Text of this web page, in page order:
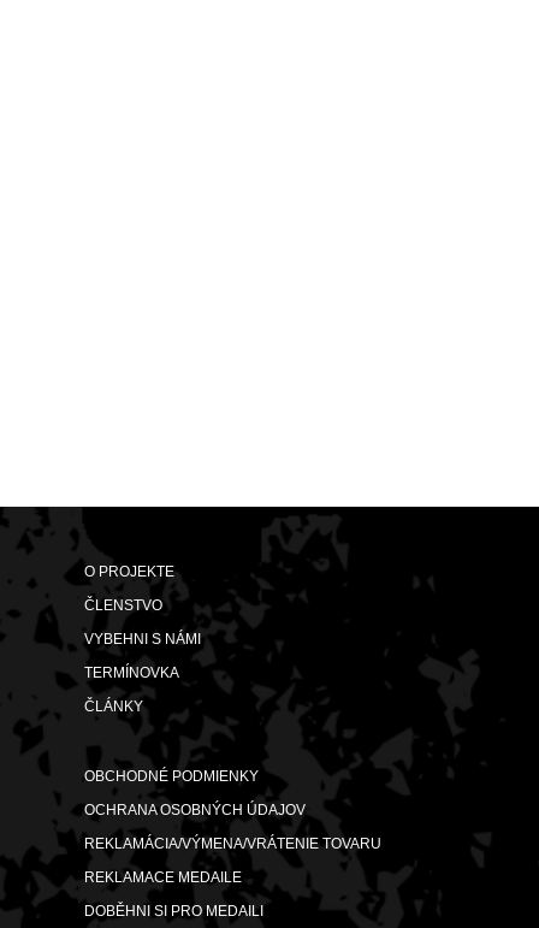
O PROJEKTE
ČLENSTVO
VYBEHNI S NÁMI
TERMÍNOVKA
ČLÁNKY
OBCHODNÉ PODMIENKY
OCHRANA OSOBNÝCH ÚDAJOV
REKLAMÁCIA/VÝMENA/VRÁTENIE TOVARU
REKLAMACE MEDAILE
DOBĚHNI SI PRO MEDAILI